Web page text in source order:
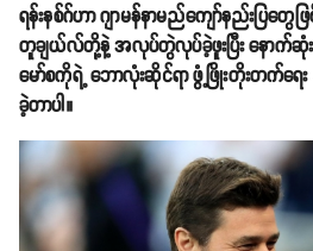
ရန်းနစ်ဂ်ဟာ ဂျာမန်နာမည်ကျော်နည်းပြတွေ
တူချယ်လ်တို့နဲ့ အလုပ်တွဲလုပ်ခဲ့ဖူးပြီး နောက်
မော်စကိုရဲ့ ဘောလုံးဆိုင်ရာ ဖွံ့ဖြိုးတိုးတက်ရ
ခဲ့တာပါ။